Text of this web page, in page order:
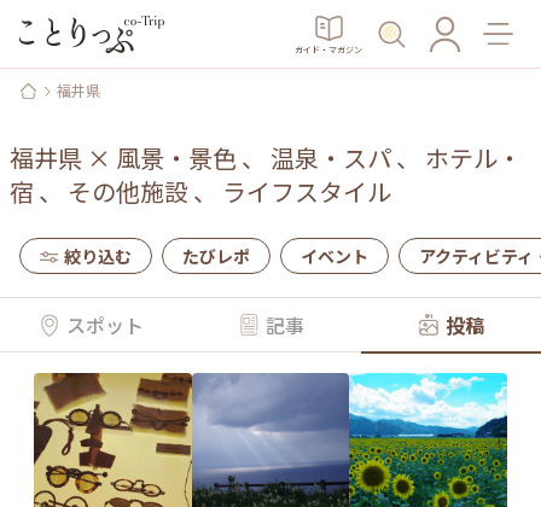
ガイド・マガジン
福井県
福井県 × 風景・景色、 温泉・スパ、 ホテル・
宿 、 その他施設、 ライフスタイル
絞り込む たびレポ イベント アクティビティ
スポット 記事 投稿